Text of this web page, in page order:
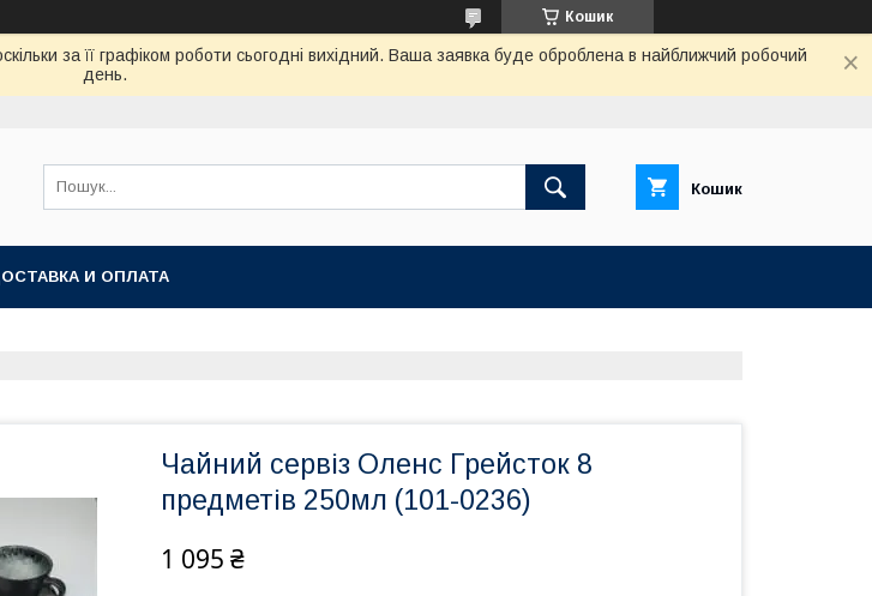
Кошик
за її графіком роботи сьогодні вихідний. Ваша заявка буде оброблена в найближчий робочий
день.
Кошик
И ОПЛАТА
Чайний сервіз Оленс Грейсток 8
предметів 250мл (101-0236)
1 095 ₴